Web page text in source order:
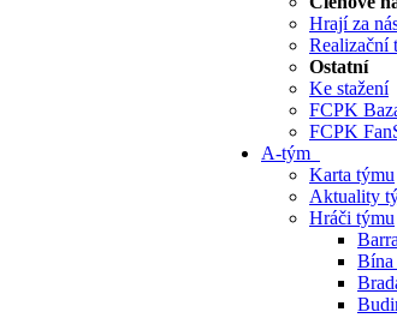
Hrají za
Realizační
Ostatní
Ke stažení
FCPK
FCPK
A-tým
Karta týmu
Aktuality
Hráči týmu